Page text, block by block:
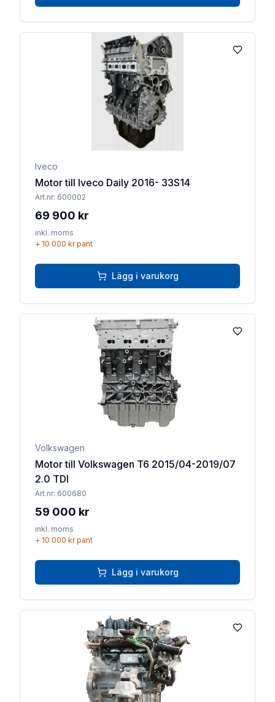
Lägg till
Iveco
Motor till Iveco Daily 2016- 33S14
Art.nr: 600002
69 900 kr
inkl. moms
+ 10 000 krpant
Lägg i varukorg
Lägg till
Volkswagen
Motor till Volkswagen T6 2015/04-2019/07
2.0 TDI
Art.nr: 600680
59 000 kr
inkl. moms
+ 10 000 krpant
Lägg i varukorg
Lägg till